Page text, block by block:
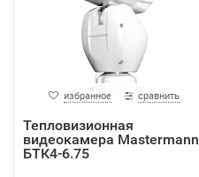
избранное сравнить
Тепловизионная
видеокамера Mastermann
БТК4-6.75